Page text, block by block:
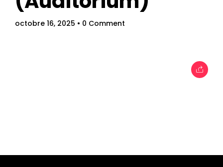
octobre 16, 2025 • 0 Comment